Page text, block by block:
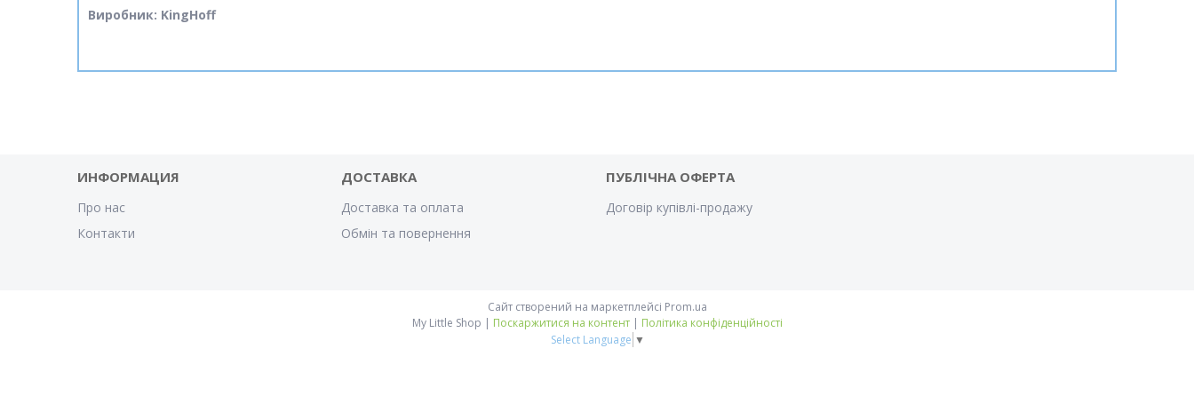
Виробник: KingHoff
ИНФОРМАЦИЯ
Про нас
Контакти
ДОСТАВКА
Доставка та оплата
Обмін та повернення
ПУБЛІЧНА ОФЕРТА
Договір купівлі-продажу
Сайт створений на маркетплейсі Prom.ua
My Little Shop | Поскаржитися на контент | Політика конфіденційності
Select Language ▼